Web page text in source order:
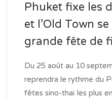
Phuket fixe les
et l’Old Town
grande fête de
Du 25 août au 10
reprendra le rythme du
fêtes sino-thaï les plus